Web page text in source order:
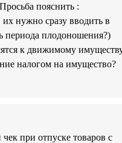
пояснить :
нужно сразу вводить в
периода плодоношения?)
к движимому
налогом на имущество?
при отпуске товаров с